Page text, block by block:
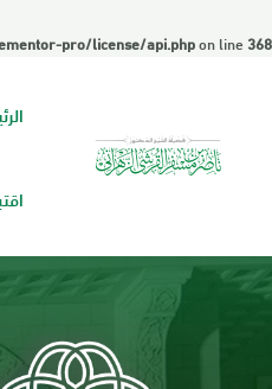
pro/license/api.phpon line 368